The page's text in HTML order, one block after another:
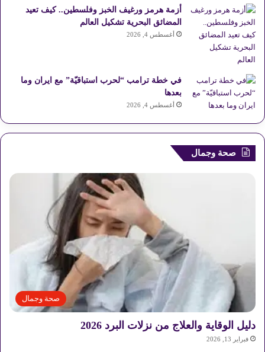
R
أزمة هرمز ورغيف الخبز وفلسطين.. كيف تعيد
المضائق البحرية تشكيل العالم
أغسطس 4, 2026
في خطة ترامب “لحرب استباقيّة” مع ايران وما
بعدها
أغسطس 4, 2026
صحة وجمال
صحة وجمال
دليل الوقاية والعلاج من نزلات البرد 2026
فبراير 13, 2026